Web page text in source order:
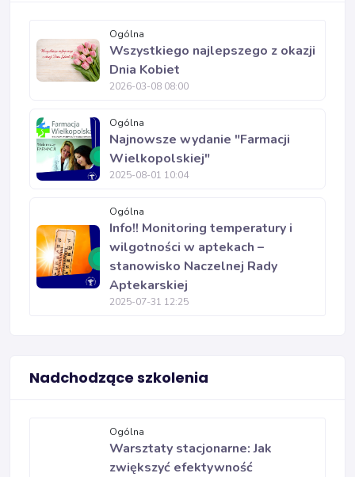
Ogólna
Wszystkiego najlepszego z okazji
Dnia Kobiet
2026-03-08 08:00
Ogólna
Najnowsze wydanie "Farmacji
Wielkopolskiej"
2025-08-01 10:04
Ogólna
Info!! Monitoring temperatury i
wilgotności w aptekach –
stanowisko Naczelnej Rady
Aptekarskiej
2025-07-31 12:25
Nadchodzące szkolenia
Ogólna
Warsztaty stacjonarne: Jak
zwiększyć efektywność